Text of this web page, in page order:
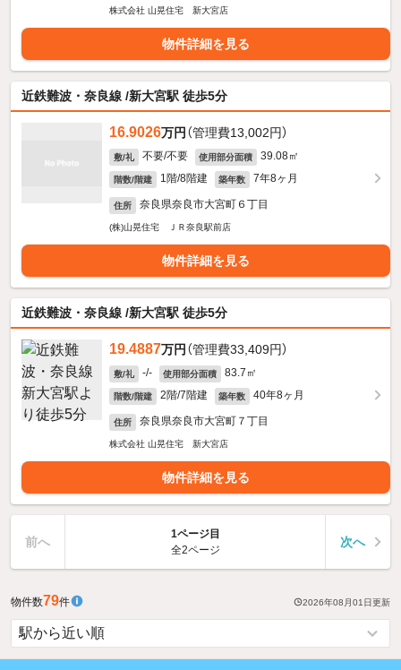
株式会社 山晃住宅 新大宮店
物件詳細を見る
近鉄難波・奈良線 /新大宮駅 徒歩5分
16.9026万円 （管理費13,002円）
敷/礼 不要/不要 使用部分面積 39.08㎡
階数/階建 1階/8階建 築年数 7年8ヶ月
住所 奈良県奈良市大宮町６丁目
(株)山晃住宅 ＪＲ奈良駅前店
物件詳細を見る
近鉄難波・奈良線 /新大宮駅 徒歩5分
19.4887万円 （管理費33,409円）
敷/礼 -/- 使用部分面積 83.7㎡
階数/階建 2階/7階建 築年数 40年8ヶ月
住所 奈良県奈良市大宮町７丁目
株式会社 山晃住宅 新大宮店
物件詳細を見る
前へ
1ページ目
全2ページ
次へ
物件数79件 2026年08月01日更新